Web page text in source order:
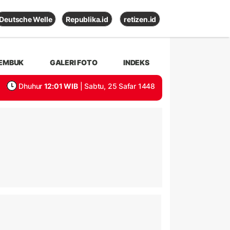
Deutsche Welle Republika.id retizen.id
GALERI FOTO INDEKS
Dhuhur 12:01 WIB | Sabtu, 25 Safar 1448